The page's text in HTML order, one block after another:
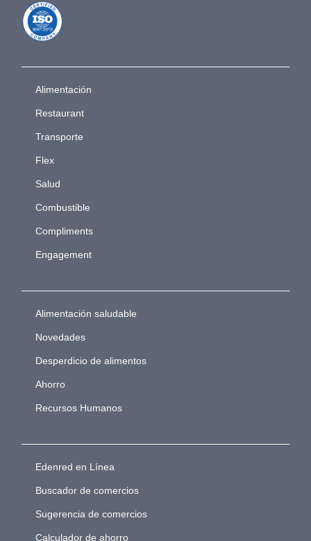
Alimentación
Restaurant
Transporte
Flex
Salud
Combustible
Compliments
Engagement
Alimentación saludable
Novedades
Desperdicio de alimentos
Ahorro
Recursos Humanos
Edenred en Línea
Buscador de comercios
Sugerencia de comercios
Calculador de ahorro